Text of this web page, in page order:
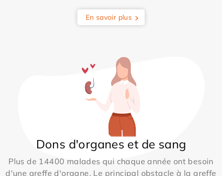
En savoir plus
Dons d'organes et de sang
Plus de 14400 malades qui chaque année ont besoin
d'une greffe d'organe. Le principal obstacle à la greffe